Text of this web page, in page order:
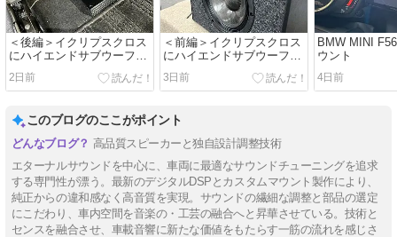
＜後編＞イクリプスクロス
にハイエンドサブウーファ
2日前
＜前編＞イクリプスクロス
にハイエンドサブウーファ
3日前
BMW MINI
ウント
4日前
このブログのここがポイント
高品質スピーカーと独自設計調整技術
エターナルサウンドを中心に、車両に最適なサウンドチューニングを追求
する専門性が漂う。最新のデジタルDSPとカスタムマウント製作により、
純正からの違和感なく高音質を実現。サウンドの繊細な調整と部品の選定
にこだわり、車内空間を音楽の・工芸の融合へと昇華させている。技術と
センスを融合させ、車載音響に新たな価値をもたらす一筋の流れを感じさ